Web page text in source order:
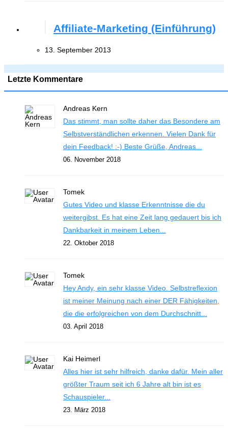
Affiliate-Marketing (Einführung)
13. September 2013
Letzte Kommentare
Andreas Kern
Das stimmt, man sollte daher das Besondere am
Selbstverständlichen erkennen. Vielen Dank für
dein Feedback! :-) Beste Grüße, Andreas...
06. November 2018
Tomek
Gutes Video und klasse Erkenntnisse die du
weitergibst. Es hat eine Zeit lang gedauert bis ich
Dankbarkeit in meinem Leben...
22. Oktober 2018
Tomek
Hey Andy, ein sehr klasse Video. Selbstreflexion
ist meiner Meinung nach einer DER Fähigkeiten,
die die erfolgreichen von dem Durchschnitt...
03. April 2018
Kai Heimerl
Alles hier ist sehr hilfreich, danke dafür. Mein aller
größter Traum seit ich 6 Jahre alt bin ist es
Schauspieler...
23. März 2018